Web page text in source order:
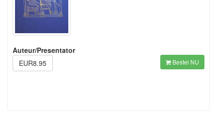
Auteur/Presentator
EUR8.95
Bestel NU